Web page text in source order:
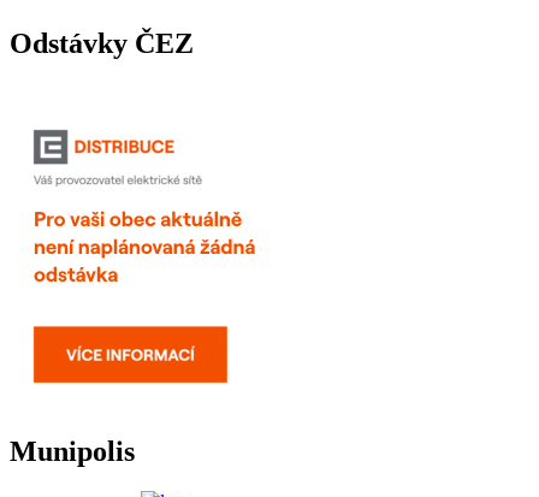
Odstávky ČEZ
Munipolis